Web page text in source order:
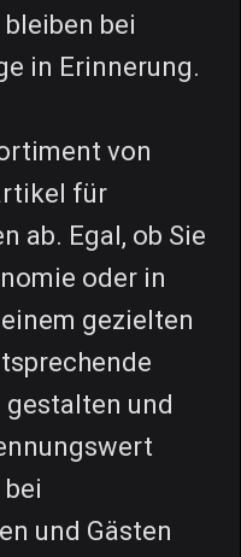
bei
in Erinnerung.
von
für
ab. Egal, ob Sie
oder in
gezielten
und
und Gästen